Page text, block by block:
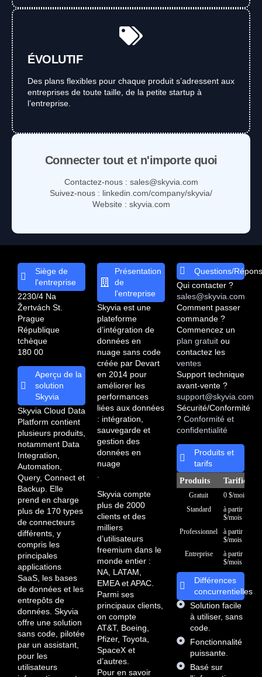
ÉVOLUTIF
Des plans flexibles pour chaque produit s’adressent aux
entreprises de toute taille, de la petite startup à
l’entreprise.
Connecter tout et n'importe quoi
Contactez-nous : sales@skyvia.com
Suivez-nous : linkedin.com/company/skyvia/
Website : skyvia.com
Siège de
l'entreprise
2230/4 Na
Žertvách St.
Prague
République
tchèque
180 00
Aperçu de la
solution
Skyvia
Skyvia Cloud Data
Platform contient
plusieurs produits,
notamment Data
Integration,
Automation,
Query, Connect et
Backup. Elle
prend en charge
plus de 170 types
de connecteurs
différents, y
compris les
principales
applications
SaaS, les bases
de données et les
entrepôts de
données. Skyvia
offre une solution
sans code, pilotée
par un assistant,
pour les
utilisateurs
Présentation
de
l'entreprise
Skyvia est une
plateforme
d’intégration de
données en
nuage sans code
créée par Devart
en 2014 pour
améliorer les
performances
liées aux données
: intégration,
sauvegarde et
gestion des
données en
nuage
Skyvia compte
plus de 2000
clients et des
milliers
d’utilisateurs
freemium dans le
monde entier :
NA, LATAM,
EMEA et APAC.
Parmi ses
principaux clients,
on compte
AT&T, Boeing,
Pfizer, Toyota,
SpaceX et
d’autres.
Pour en savoir
Questions/
Qui contacter ?
sales@skyvia.com
Comment passer
commande ?
Commencez un
plan gratuit ou
contactez les
ventes
Support technique
avant-vente ?
support@skyvia.com
Sécurité/Conformité
? Conformité et
confidentialité
Produits et
tarifs
Produits
Gratuit
0 $/mois
Standard
à partir de 7
$/mois
Professionnel
à partir de 79
$/mois
Entreprise
à partir de
$/mois
Différences
concurrentielles
Solution facile
à utiliser, sans
code.
Fonctionnalité
puissante.
Basé sur